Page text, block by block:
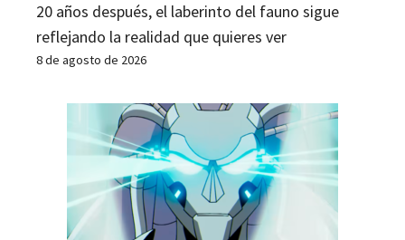
20 años después, el laberinto del fauno sigue
reflejando la realidad que quieres ver
8 de agosto de 2026